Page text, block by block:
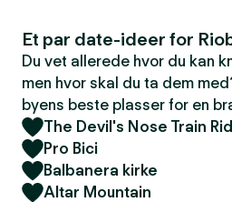
Et par date-ideer for
Du vet allerede hvor du kan
men hvor skal du ta dem
byens beste plasser for en
The Devil's Nose Train
Pro Bici
Balbanera kirke
Altar Mountain